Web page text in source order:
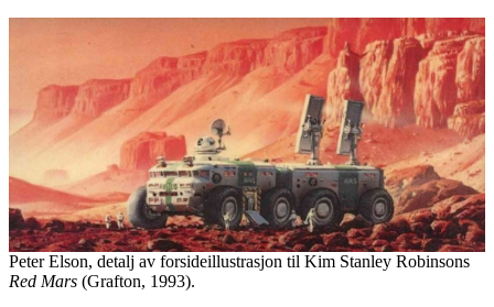
Peter Elson, detalj av forsideillustrasjon til Kim Stanley Robinsons
Red Mars (Grafton, 1993).